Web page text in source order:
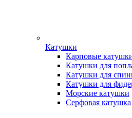
Катушки
Карповые
Катушки для
Катушки для
Катушки для
Морские катушки
Серфовая катушка